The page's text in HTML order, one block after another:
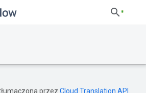
przez Cloud Translation API